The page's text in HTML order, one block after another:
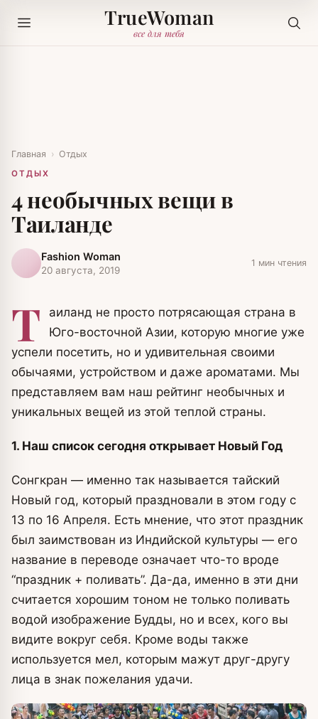
TrueWoman
все для тебя
Главная › Отдых
ОТДЫХ
4 необычных вещи в
Таиланде
Fashion Woman
20 августа, 2019
1 мин чтения
Т
аиланд не просто потрясающая страна в
Юго-восточной Азии, которую многие уже
успели посетить, но и удивительная своими
обычаями, устройством и даже ароматами. Мы
представляем вам наш рейтинг необычных и
уникальных вещей из этой теплой страны.
1. Наш список сегодня открывает Новый Год
Сонгкран — именно так называется тайский
Новый год, который праздновали в этом году с
13 по 16 Апреля. Есть мнение, что этот праздник
был заимствован из Индийской культуры — его
название в переводе означает что-то вроде
“праздник + поливать”. Да-да, именно в эти дни
считается хорошим тоном не только поливать
водой изображение Будды, но и всех, кого вы
видите вокруг себя. Кроме воды также
используется мел, которым мажут друг-другу
лица в знак пожелания удачи.